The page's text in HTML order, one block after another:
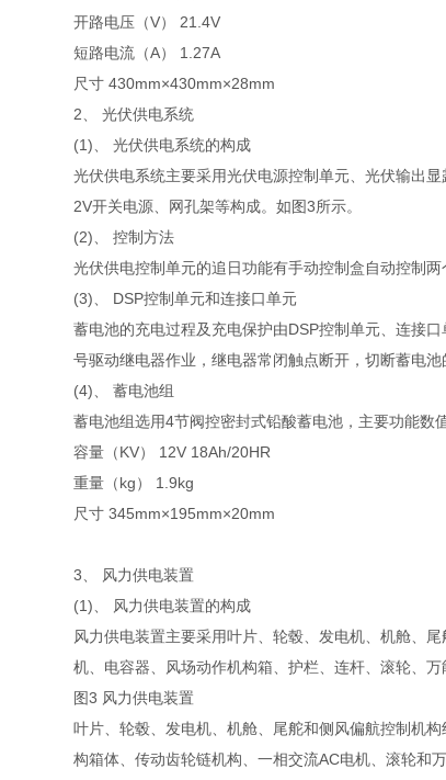
开路电压（V） 21.4V
短路电流（A） 1.27A
尺寸 430mm×430mm×28mm
2、 光伏供电系统
(1)、 光伏供电系统的构成
光伏供电系统主要采用光伏电源控制单元、光伏输出
2V开关电源、网孔架等构成。如图3所示。
(2)、 控制方法
光伏供电控制单元的追日功能有手动控制盒自动控制
(3)、 DSP控制单元和连接口单元
蓄电池的充电过程及充电保护由DSP控制单元、连接
号驱动继电器作业，继电器常闭触点断开，切断蓄电池
(4)、 蓄电池组
蓄电池组选用4节阀控密封式铅酸蓄电池，主要功能数
容量（KV） 12V 18Ah/20HR
重量（kg） 1.9kg
尺寸 345mm×195mm×20mm
3、 风力供电装置
(1)、 风力供电装置的构成
风力供电装置主要采用叶片、轮毂、发电机、机舱、
机、电容器、风场动作机构箱、护栏、连杆、滚轮、
图3 风力供电装置
叶片、轮毂、发电机、机舱、尾舵和侧风偏航控制机
构箱体、传动齿轮链机构、一相交流AC电机、滚轮和